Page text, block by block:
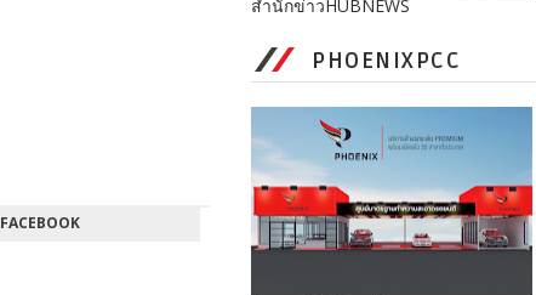
FACEBOOK
สำนักข่าวHUBNEWS
PHOENIXPCC